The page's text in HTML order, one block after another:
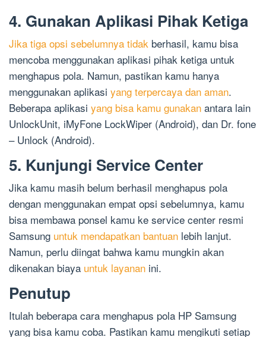
4. Gunakan Aplikasi Pihak Ketiga
Jika tiga opsi sebelumnya tidak berhasil, kamu bisa
mencoba menggunakan aplikasi pihak ketiga untuk
menghapus pola. Namun, pastikan kamu hanya
menggunakan aplikasi yang terpercaya dan aman.
Beberapa aplikasi yang bisa kamu gunakan antara lain
UnlockUnit, iMyFone LockWiper (Android), dan Dr. fone
– Unlock (Android).
5. Kunjungi Service Center
Jika kamu masih belum berhasil menghapus pola
dengan menggunakan empat opsi sebelumnya, kamu
bisa membawa ponsel kamu ke service center resmi
Samsung untuk mendapatkan bantuan lebih lanjut.
Namun, perlu diingat bahwa kamu mungkin akan
dikenakan biaya untuk layanan ini.
Penutup
Itulah beberapa cara menghapus pola HP Samsung
yang bisa kamu coba. Pastikan kamu mengikuti setiap